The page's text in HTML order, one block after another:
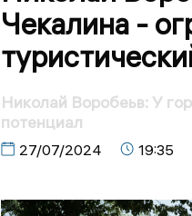
Чекалина -
Николай Воробеьв: У
потенциал
27/07/2024 19:35